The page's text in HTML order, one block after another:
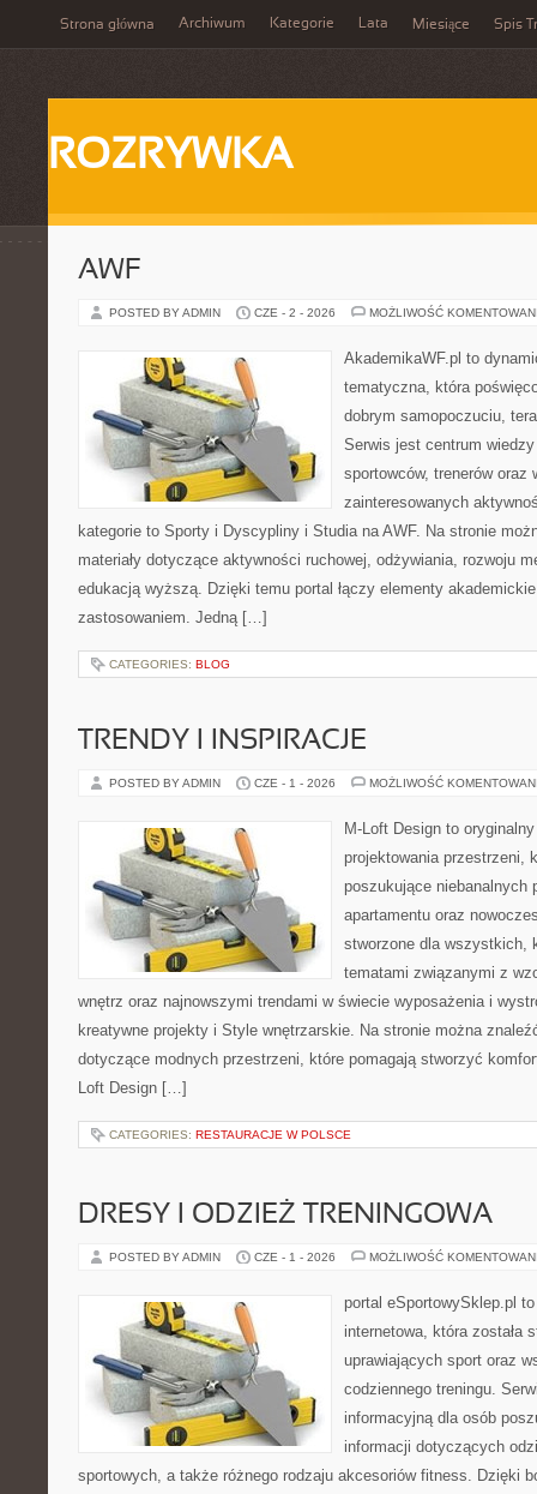
Strona główna Archiwum Kategorie Lata Miesiące Spis
ROZRYWKA
AWF
POSTED BY ADMIN CZE - 2 - 2026 MOŻLIWOŚĆ
AkademikaWF.pl to
tematyczna, która
dobrym samopoczuciu,
Serwis jest centrum
sportowców, trenerów oraz
zainteresowanych
kategorie to Sporty i Dyscypliny i Studia na AWF. Na stronie
materiały dotyczące aktywności ruchowej, odżywiania, rozwoju
edukacją wyższą. Dzięki temu portal łączy elementy
zastosowaniem. Jedną […]
CATEGORIES: BLOG
TRENDY I INSPIRACJE
POSTED BY ADMIN CZE - 1 - 2026 MOŻLIWOŚĆ
M-Loft Design to
projektowania przestrzeni,
poszukujące niebanalnych
apartamentu oraz
stworzone dla wszystkich,
tematami związanymi z
wnętrz oraz najnowszymi trendami w świecie wyposażenia i
kreatywne projekty i Style wnętrzarskie. Na stronie można
dotyczące modnych przestrzeni, które pomagają stworzyć
Loft Design […]
CATEGORIES: RESTAURACJE W POLSCE
DRESY I ODZIEŻ TRENINGOWA
POSTED BY ADMIN CZE - 1 - 2026 MOŻLIWOŚĆ
portal eSportowySklep.pl
internetowa, która została
uprawiających sport oraz
codziennego treningu.
informacyjną dla osób
informacji dotyczących
sportowych, a także różnego rodzaju akcesoriów fitness. Dzięki